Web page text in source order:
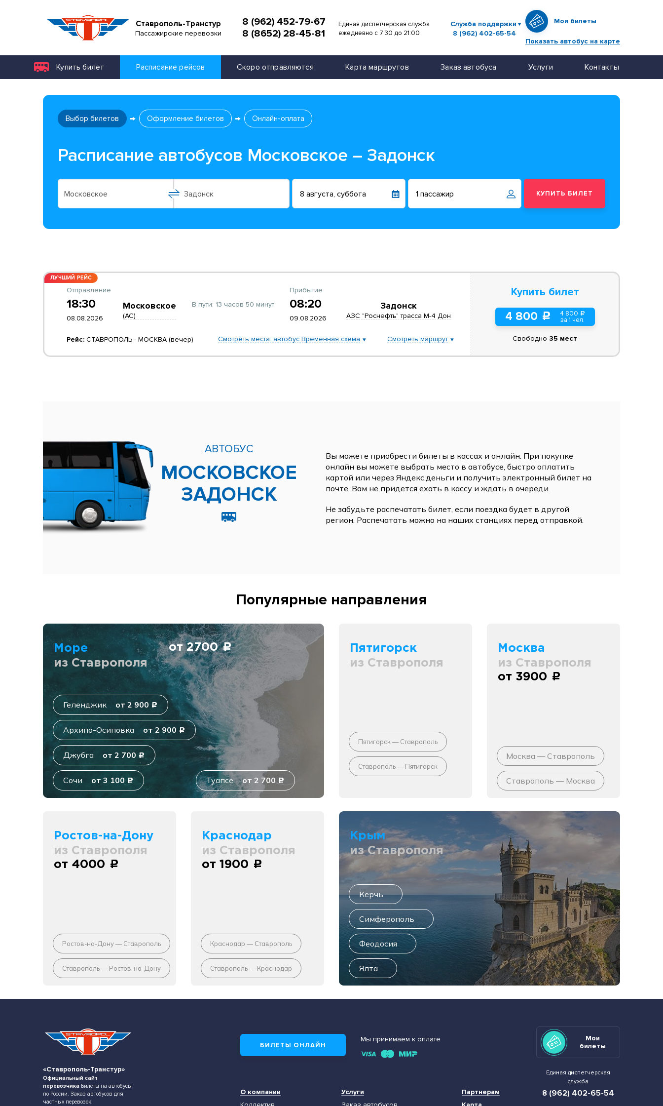
Ставрополь-Транстур
Пассажирские перевозки
8 (962) 452-79-67
8 (8652) 28-45-81
Единая диспетчерская служба
ежедневно с 7:30 до 21:00
Служба поддержки
8 (962) 402-65-54
Мои билеты
Показать автобус на карте
Купить билет Расписание рейсов Скоро отправляются Карта маршрутов Заказ автобуса Услуги Контакты
Выбор билетов Оформление билетов Онлайн-оплата
Расписание автобусов Московское – Задонск
ЛУЧШИЙ РЕЙС
Отправление
18:30
08.08.2026
Московское
(АС)
В пути: 13 часов 50 минут
Прибытие
08:20
09.08.2026
Задонск
АЗС "Роснефть" трасса М-4 Дон
Рейс: СТАВРОПОЛЬ - МОСКВА (вечер) Смотреть места: автобус Временная схема Смотреть маршрут
Купить билет
4 800 c 4 800 a
за 1 чел.
Свободно 35 мест
АВТОБУС
МОСКОВСКОЕ
ЗАДОНСК
Вы можете приобрести билеты в кассах и онлайн. При покупке
онлайн вы можете выбрать место в автобусе, быстро оплатить
картой или через Яндекс.деньги и получить электронный билет на
почте. Вам не придется ехать в кассу и ждать в очереди.
Не забудьте распечатать билет, если поездка будет в другой
регион. Распечатать можно на наших станциях перед отправкой.
Популярные направления
Море
из Ставрополя
от 2700c
Геленджик от 2 900 c
Архипо-Осиповка от 2 900 c
Джубга от 2 700 c
Сочи от 3 100 c Туапсе от 2 700c
Пятигорск
из Ставрополя
Пятигорск — Ставрополь
Ставрополь — Пятигорск
Москва
из Ставрополя
от 3900 c
Москва — Ставрополь
Ставрополь — Москва
Ростов-на-Дону
из Ставрополя
от 4000 c
Ростов-на-Дону — Ставрополь
Ставрополь — Ростов-на-Дону
Краснодар
из Ставрополя
от 1900 c
Краснодар — Ставрополь
Ставрополь — Краснодар
Крым
из Ставрополя
Керчь
Симферополь
Феодосия
Ялта
«Ставрополь-Транстур»
Официальный сайт
перевозчика Билеты на автобусы
по России. Заказ автобусов для
частных перевозок.
БИЛЕТЫ ОНЛАЙН
Мы принимаем к оплате
О компании
Услуги
Партнерам
Мои
билеты
Единая диспетчерская
служба
8 (962) 402-65-54